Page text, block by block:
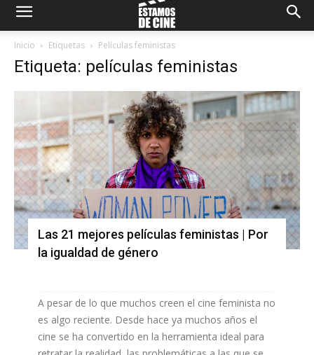
Inicio Etiquetas Películas feministas
Etiqueta: películas feministas
Las 21 mejores películas feministas | Por
la igualdad de género
A pesar de lo que muchos creen el cine feminista no
es algo reciente. Desde hace ya muchos años el
cine se ha convertido en la herramienta ideal para